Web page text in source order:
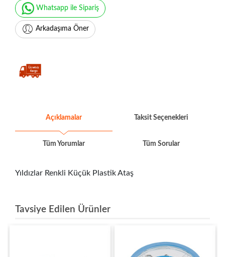
Whatsapp ile Sipariş
Arkadaşıma Öner
Açıklamalar Taksit Seçenekleri
Tüm Yorumlar Tüm Sorular
Yıldızlar Renkli Küçük Plastik Ataş
Tavsiye Edilen Ürünler